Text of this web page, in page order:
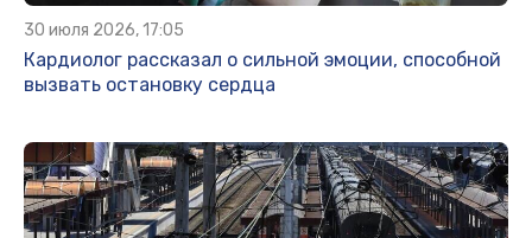
30 июля 2026, 17:05
Кардиолог рассказал о сильной эмоции, способной
вызвать остановку сердца